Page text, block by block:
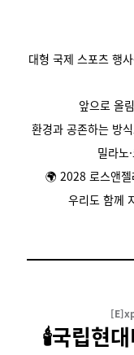
대형 국제 스포츠 행
앞으로 올
환경과 공존하는 방
밀라노
🌍 2028 로스앤젤
우리도 함께
🕯️국립현